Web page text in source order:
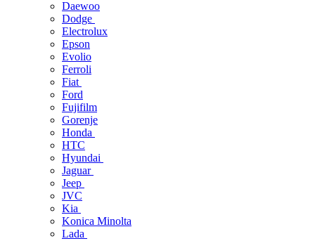
Daewoo
Dodge
Electrolux
Epson
Evolio
Ferroli
Fiat
Ford
Fujifilm
Gorenje
Honda
HTC
Hyundai
Jaguar
Jeep
JVC
Kia
Konica Minolta
Lada